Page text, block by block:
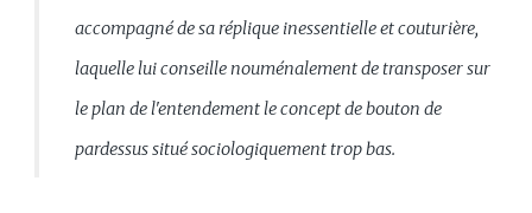
accompagné de sa réplique inessentielle et couturière,
laquelle lui conseille nouménalement de transposer sur
le plan de l'entendement le concept de bouton de
pardessus situé sociologiquement trop bas.